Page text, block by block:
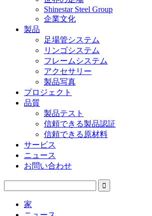
Shinestar Steel Group
企業文化
製品
足場管システム
リンゴシステム
フレームシステム
アクセサリー
製品写真
プロジェクト
品質
製品テスト
信頼できる製品認証
信頼できる原材料
サービス
ニュース
お問い合わせ
家